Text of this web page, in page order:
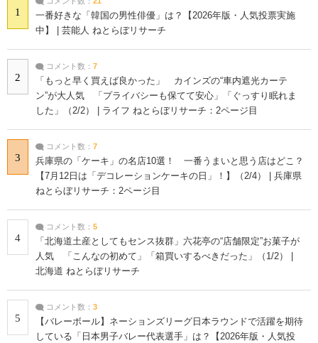
1
一番好きな「韓国の男性俳優」は？【2026年版・人気投票実施
中】 | 芸能人 ねとらぼリサーチ
2
コメント数： 7
「もっと早く買えば良かった」 カインズの“車内遮光カーテ
ン”が大人気 「プライバシーも保てて安心」「ぐっすり眠れま
した」（2/2） | ライフ ねとらぼリサーチ：2ページ目
3
コメント数： 7
兵庫県の「ケーキ」の名店10選！ 一番うまいと思う店はどこ？
【7月12日は「デコレーションケーキの日」！】（2/4） | 兵庫県
ねとらぼリサーチ：2ページ目
4
コメント数： 5
「北海道土産としてもセンス抜群」六花亭の“店舗限定”お菓子が
人気 「こんなの初めて」「箱買いするべきだった」（1/2） |
北海道 ねとらぼリサーチ
5
コメント数： 3
【バレーボール】ネーションズリーグ日本ラウンドで活躍を期待
している「日本男子バレー代表選手」は？【2026年版・人気投